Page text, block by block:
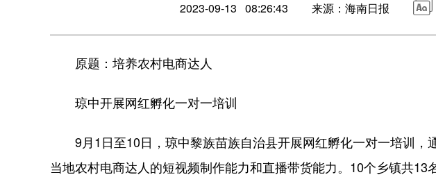
2023-09-13 08:26:43 来源：海南日报
原题：培养农村电商达人
琼中开展网红孵化一对一培训
9月1日至10日，琼中黎族苗族自治县开展网红孵化一对一培训，
当地农村电商达人的短视频制作能力和直播带货能力。10个乡镇共13